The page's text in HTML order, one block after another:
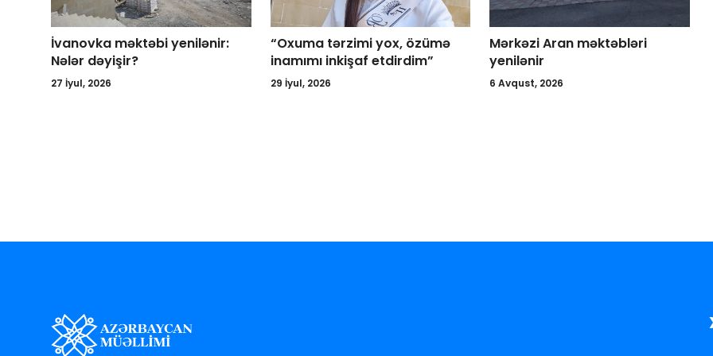
İvanovka məktəbi yenilənir:
Nələr dəyişir?
27 İyul, 2026
“Oxuma tərzimi yox, özümə
inamımı inkişaf etdirdim”
29 İyul, 2026
Mərkəzi Aran məktəbləri
yenilənir
6 Avqust, 2026